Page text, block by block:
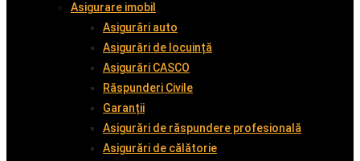
Asigurare imobil
Asigurări auto
Asigurări de locuință
Asigurări CASCO
Răspunderi Civile
Garanții
Asigurări de răspundere profesională
Asigurări de călătorie